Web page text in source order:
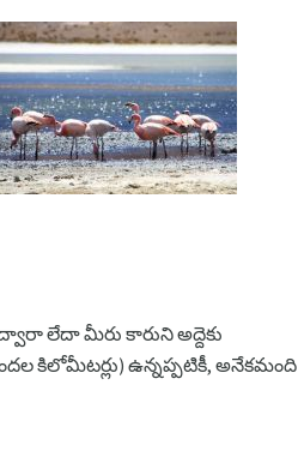
లేదా మీరు కారుని అద్దెకు
కిలోమీటర్లు) ఉన్నప్పటికీ, అనేకమంది